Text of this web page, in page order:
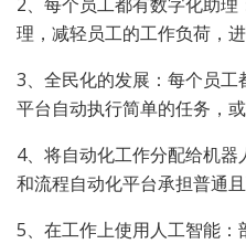
理，减轻员工的工作负荷，
3、全民化的发展：每个员
平台自动执行简单的任务，
4、将自动化工作分配给机
和流程自动化平台承担普通
5、在工作上使用人工智能